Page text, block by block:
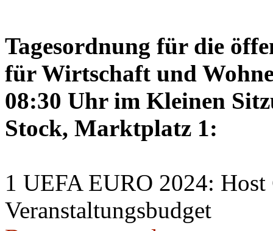
Tagesordnung für die
für Wirtschaft und
08:30 Uhr im Kleinen
Stock, Marktplatz 1:
1 UEFA EURO 2024:
Veranstaltungsbudget